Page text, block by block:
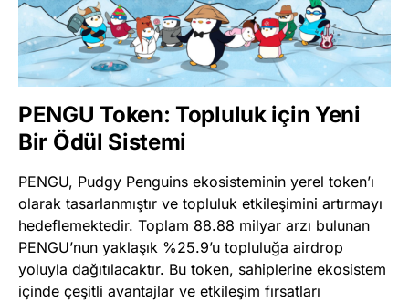
PENGU Token: Topluluk için Yeni
Bir Ödül Sistemi
PENGU, Pudgy Penguins ekosisteminin yerel token’ı
olarak tasarlanmıştır ve topluluk etkileşimini artırmayı
hedeflemektedir. Toplam 88.88 milyar arzı bulunan
PENGU’nun yaklaşık %25.9’u topluluğa airdrop
yoluyla dağıtılacaktır. Bu token, sahiplerine ekosistem
içinde çeşitli avantajlar ve etkileşim fırsatları